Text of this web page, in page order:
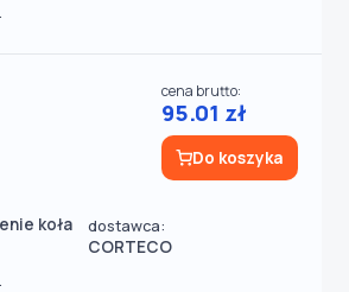
koła
dostawca:
CORTECO
cena brutto:
95.01 zł
Do koszyka